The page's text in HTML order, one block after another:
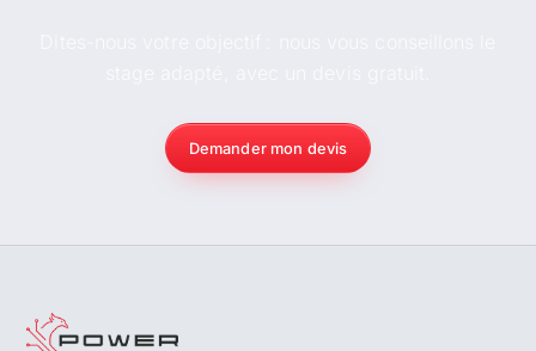
Demander mon devis